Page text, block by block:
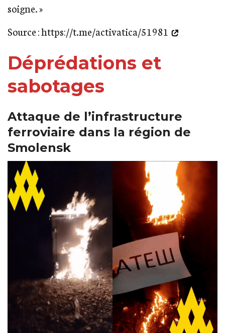
soigne. »
Source :https://t.me/activatica/51981
Déprédations et
sabotages
Attaque de l’infrastructure
ferroviaire dans la région de
Smolensk